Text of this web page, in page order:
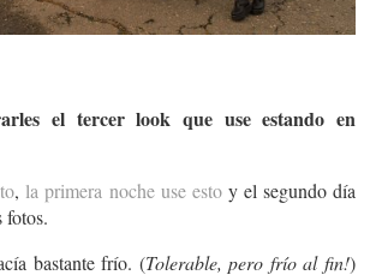
el tercer look que use estando en
, la primera noche use estoy el segundo día
fotos.
bastante frío. (Tolerable, pero frío al fin!)